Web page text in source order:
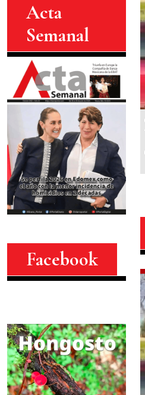
Acta
Semanal
Facebook